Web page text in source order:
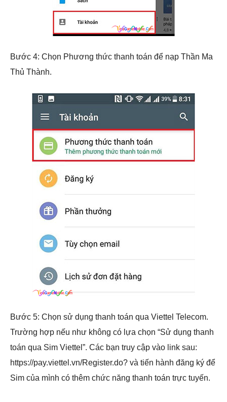
Bước 4: Chọn Phương thức thanh toán để nạp Thần Ma
Thủ Thành.
Bước 5: Chọn sử dụng thanh toán qua Viettel Telecom.
Trường hợp nếu như không có lựa chọn “Sử dụng thanh
toán qua Sim Viettel”. Các bạn truy cập vào link sau:
https://pay.viettel.vn/Register.do? và tiến hành đăng ký để
Sim của mình có thêm chức năng thanh toán trực tuyến.